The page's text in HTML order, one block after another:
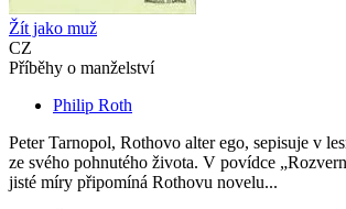
Žít jako muž
CZ
Příběhy o manželství
Philip Roth
Peter Tarnopol, Rothovo alter ego, sepisuje v
ze svého pohnutého života. V povídce
jisté míry připomíná Rothovu novelu...